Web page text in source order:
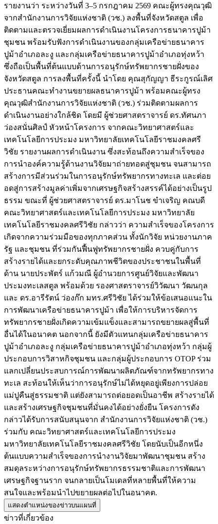
รายงานว่า ระหว่างวันที่ 3–5 กรกฎาคม 2569 คณะผู้ทรงคุณวุฒิ
จากสำนักงานการวิจัยแห่งชาติ (วช.) ลงพื้นที่จังหวัดสตูล เพื่อ
ติดตามและตรวจเยี่ยมผลการดำเนินงานโครงการธนาคารปูม้า
ชุมชน พร้อมรับฟังการดำเนินงานของกลุ่มเครือข่ายธนาคาร
ปูม้าอำเภอละงู และกลุ่มเครือข่ายธนาคารปูม้าอำเภอทุ่งหว้า
ซึ่งถือเป็นพื้นที่ต้นแบบด้านการอนุรักษ์ทรัพยากรชายฝั่งของ
จังหวัดสตูล การลงพื้นที่ครั้งนี้ นำโดย คุณสุกัญญา ธีระกูรณ์เลิศ
ประธานคณะทำงานขยายผลธนาคารปูม้า พร้อมคณะผู้ทรง
คุณวุฒิสำนักงานการวิจัยแห่งชาติ (วช.) ร่วมติดตามผลการ
ดำเนินงานอย่างใกล้ชิด โดยมี ผู้ช่วยศาสตราจารย์ ดร.ทัศนภา
ว่องสนั่นศิลป์ หัวหน้าโครงการ จากคณะวิทยาศาสตร์และ
เทคโนโลยีการประมง มหาวิทยาลัยเทคโนโลยีราชมงคลศรี
วิชัย รายงานผลการดำเนินงาน ซึ่งสะท้อนถึงความสำเร็จของ
การนำองค์ความรู้ด้านงานวิจัยมาถ่ายทอดสู่ชุมชน จนสามารถ
สร้างการมีส่วนร่วมในการอนุรักษ์ทรัพยากรทางทะเล และต่อย
อดสู่การสร้างมูลค่าเพิ่มจากเศรษฐกิจสร้างสรรค์ได้อย่างเป็นรูป
ธรรม ขณะที่ ผู้ช่วยศาสตราจารย์ ดร.มาโนช ขำเจริญ คณบดี
คณะวิทยาศาสตร์และเทคโนโลยีการประมง มหาวิทยาลัย
เทคโนโลยีราชมงคลศรีวิชัย กล่าวว่า ความสำเร็จของโครงการ
เกิดจากความร่วมมือของทุกภาคส่วน ทั้งนักวิจัย หน่วยงานภาค
รัฐ และชุมชน ที่ร่วมกันฟื้นฟูทรัพยากรชายฝั่ง ควบคู่กับการ
สร้างรายได้และยกระดับคุณภาพชีวิตของประชาชนในพื้นที่
ด้าน นายประพัตร์ แก้วมณี ผู้อำนวยการศูนย์วิจัยและพัฒนา
ประมงทะเลสตูล พร้อมด้วย รองศาสตราจารย์วิวัฒนา วัฒนกุล
และ ดร.อารีรัตน์ ว่องก๊ก มทร.ศรีวิชัย ได้ร่วมให้ข้อเสนอแนะใน
การพัฒนาเครือข่ายธนาคารปูม้า เพื่อให้การบริหารจัดการ
ทรัพยากรชายฝั่งเกิดความเข้มแข็งและสามารถขยายผลสู่พื้นที่
อื่นได้ในอนาคต นอกจากนี้ ยังมีตัวแทนกลุ่มเครือข่ายธนาคาร
ปูม้าอำเภอละงู กลุ่มเครือข่ายธนาคารปูม้าอำเภอทุ่งหว้า กลุ่มผู้
ประกอบการวิสาหกิจชุมชน และกลุ่มผู้ประกอบการ OTOP ร่วม
แลกเปลี่ยนประสบการณ์การพัฒนาผลิตภัณฑ์จากทรัพยากรทาง
ทะเล สะท้อนให้เห็นว่าการอนุรักษ์ไม่ได้หยุดอยู่เพียงการปล่อย
แม่ปูคืนสู่ธรรมชาติ แต่ยังสามารถต่อยอดเป็นอาชีพ สร้างรายได้
และสร้างเศรษฐกิจชุมชนที่มั่นคงได้อย่างยั่งยืน โครงการดัง
กล่าวได้รับการสนับสนุนจาก สำนักงานการวิจัยแห่งชาติ (วช.)
ร่วมกับ คณะวิทยาศาสตร์และเทคโนโลยีการประมง
มหาวิทยาลัยเทคโนโลยีราชมงคลศรีวิชัย โดยนับเป็นอีกหนึ่ง
ต้นแบบความสำเร็จของการนำงานวิจัยมาพัฒนาชุมชน สร้าง
สมดุลระหว่างการอนุรักษ์ทรัพยากรธรรมชาติและการพัฒนา
เศรษฐกิจฐานราก จนกลายเป็นโมเดลที่หลายพื้นที่ให้ความ
สนใจและพร้อมนำไปขยายผลต่อไปในอนาคต.
แสดงตำแหน่งของข่าวบนแผนที่
ข่าวที่เกี่ยวข้อง